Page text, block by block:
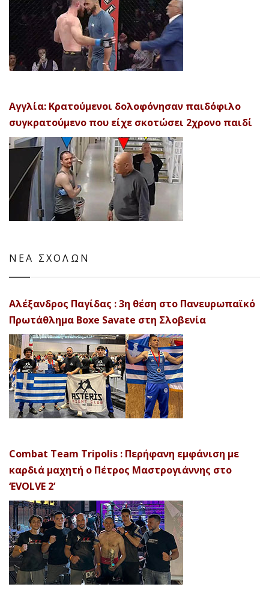
Αγγλία: Κρατούμενοι δολοφόνησαν παιδόφιλο
συγκρατούμενο που είχε σκοτώσει 2χρονο παιδί
ΝΕΑ ΣΧΟΛΩΝ
Αλέξανδρος Παγίδας : 3η θέση στο Πανευρωπαϊκό
Πρωτάθλημα Boxe Savate στη Σλοβενία
Combat Team Tripolis : Περήφανη εμφάνιση με
καρδιά μαχητή ο Πέτρος Μαστρογιάννης στο
‘EVOLVE 2’